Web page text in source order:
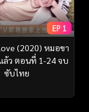
EP 1
(2020) หมอขา
ล้ว ตอนที่ 1-24 จบ
ซับไทย